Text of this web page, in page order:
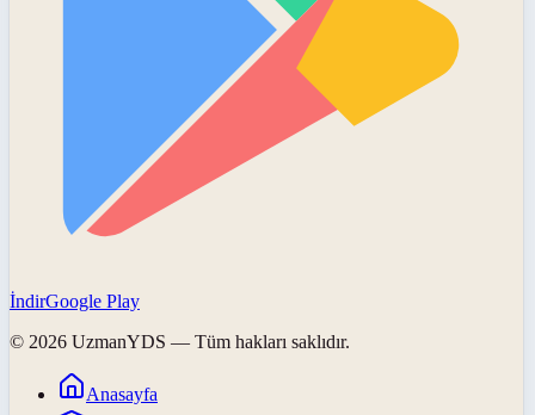
İndirGoogle Play
© 2026 UzmanYDS — Tüm hakları saklıdır.
Anasayfa